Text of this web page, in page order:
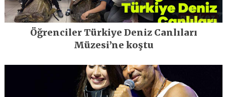
Öğrenciler Türkiye Deniz Canlıları
Müzesi’ne koştu